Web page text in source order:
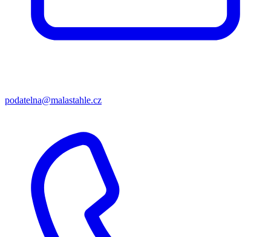
podatelna@malastahle.cz